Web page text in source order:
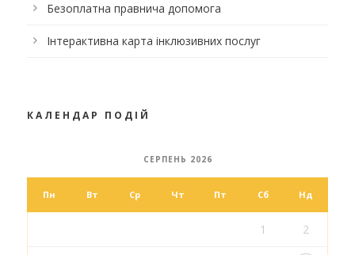
Безоплатна правнича допомога
Інтерактивна карта інклюзивних послуг
КАЛЕНДАР ПОДІЙ
СЕРПЕНЬ 2026
Пн Вт Ср Чт Пт Сб Нд
1 2